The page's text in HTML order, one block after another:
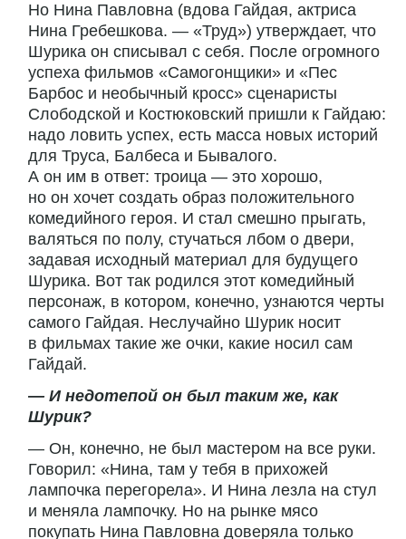
Но Нина Павловна (вдова Гайдая, актриса
Нина Гребешкова. — «Труд») утверждает, что
Шурика он списывал с себя. После огромного
успеха фильмов «Самогонщики» и «Пес
Барбос и необычный кросс» сценаристы
Слободской и Костюковский пришли к Гайдаю:
надо ловить успех, есть масса новых историй
для Труса, Балбеса и Бывалого.
А он им в ответ: троица — это хорошо,
но он хочет создать образ положительного
комедийного героя. И стал смешно прыгать,
валяться по полу, стучаться лбом о двери,
задавая исходный материал для будущего
Шурика. Вот так родился этот комедийный
персонаж, в котором, конечно, узнаются черты
самого Гайдая. Неслучайно Шурик носит
в фильмах такие же очки, какие носил сам
Гайдай.
— И недотепой он был таким же, как
Шурик?
— Он, конечно, не был мастером на все руки.
Говорил: «Нина, там у тебя в прихожей
лампочка перегорела». И Нина лезла на стул
и меняла лампочку. Но на рынке мясо
покупать Нина Павловна доверяла только